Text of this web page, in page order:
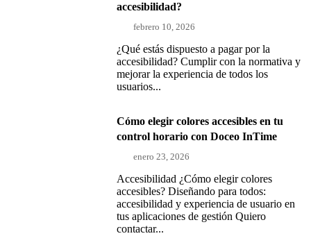
accesibilidad?
febrero 10, 2026
¿Qué estás dispuesto a pagar por la
accesibilidad? Cumplir con la normativa y
mejorar la experiencia de todos los
usuarios...
Cómo elegir colores accesibles en tu
control horario con Doceo InTime
enero 23, 2026
Accesibilidad ¿Cómo elegir colores
accesibles? Diseñando para todos:
accesibilidad y experiencia de usuario en
tus aplicaciones de gestión Quiero
contactar...